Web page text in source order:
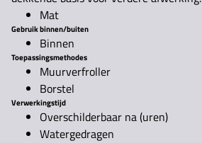
Mat
Gebruik binnen/buiten
Binnen
Toepassingsmethodes
Muurverfroller
Borstel
Verwerkingstijd
Overschilderbaar na (uren)
Watergedragen